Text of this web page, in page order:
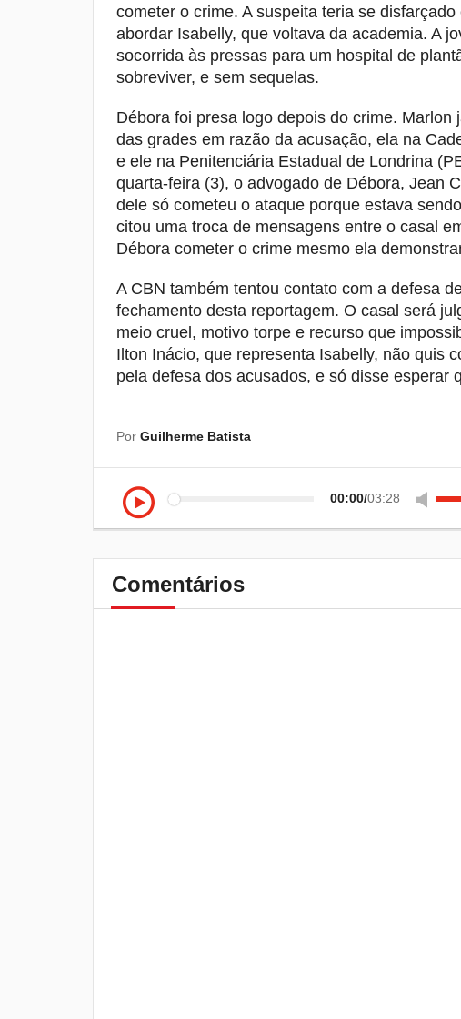
cometer o crime. A suspeita teria se
abordar Isabelly, que voltava da academia. A
socorrida às pressas para um hospital de
sobreviver, e sem sequelas.
Débora foi presa logo depois do crime.
das grades em razão da acusação, ela na
e ele na Penitenciária Estadual de Londrina
quarta-feira (3), o advogado de Débora, Jean
dele só cometeu o ataque porque estava
citou uma troca de mensagens entre o casal
Débora cometer o crime mesmo ela
A CBN também tentou contato com a defesa
fechamento desta reportagem. O casal será
meio cruel, motivo torpe e recurso que
Ilton Inácio, que representa Isabelly, não quis
pela defesa dos acusados, e só disse esperar
Por Guilherme Batista
00:00 03:28
Comentários